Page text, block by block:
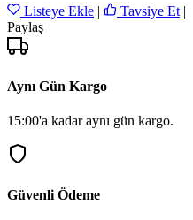
Listeye Ekle | Tavsiye Et |
Paylaş
Aynı Gün Kargo
15:00'a kadar aynı gün kargo.
Güvenli Ödeme